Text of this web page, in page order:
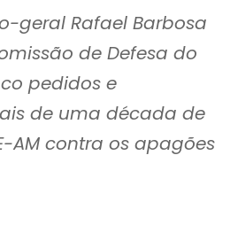
geral Rafael Barbosa
de Defesa do
pedidos e
de uma década de
AM contra os apagões